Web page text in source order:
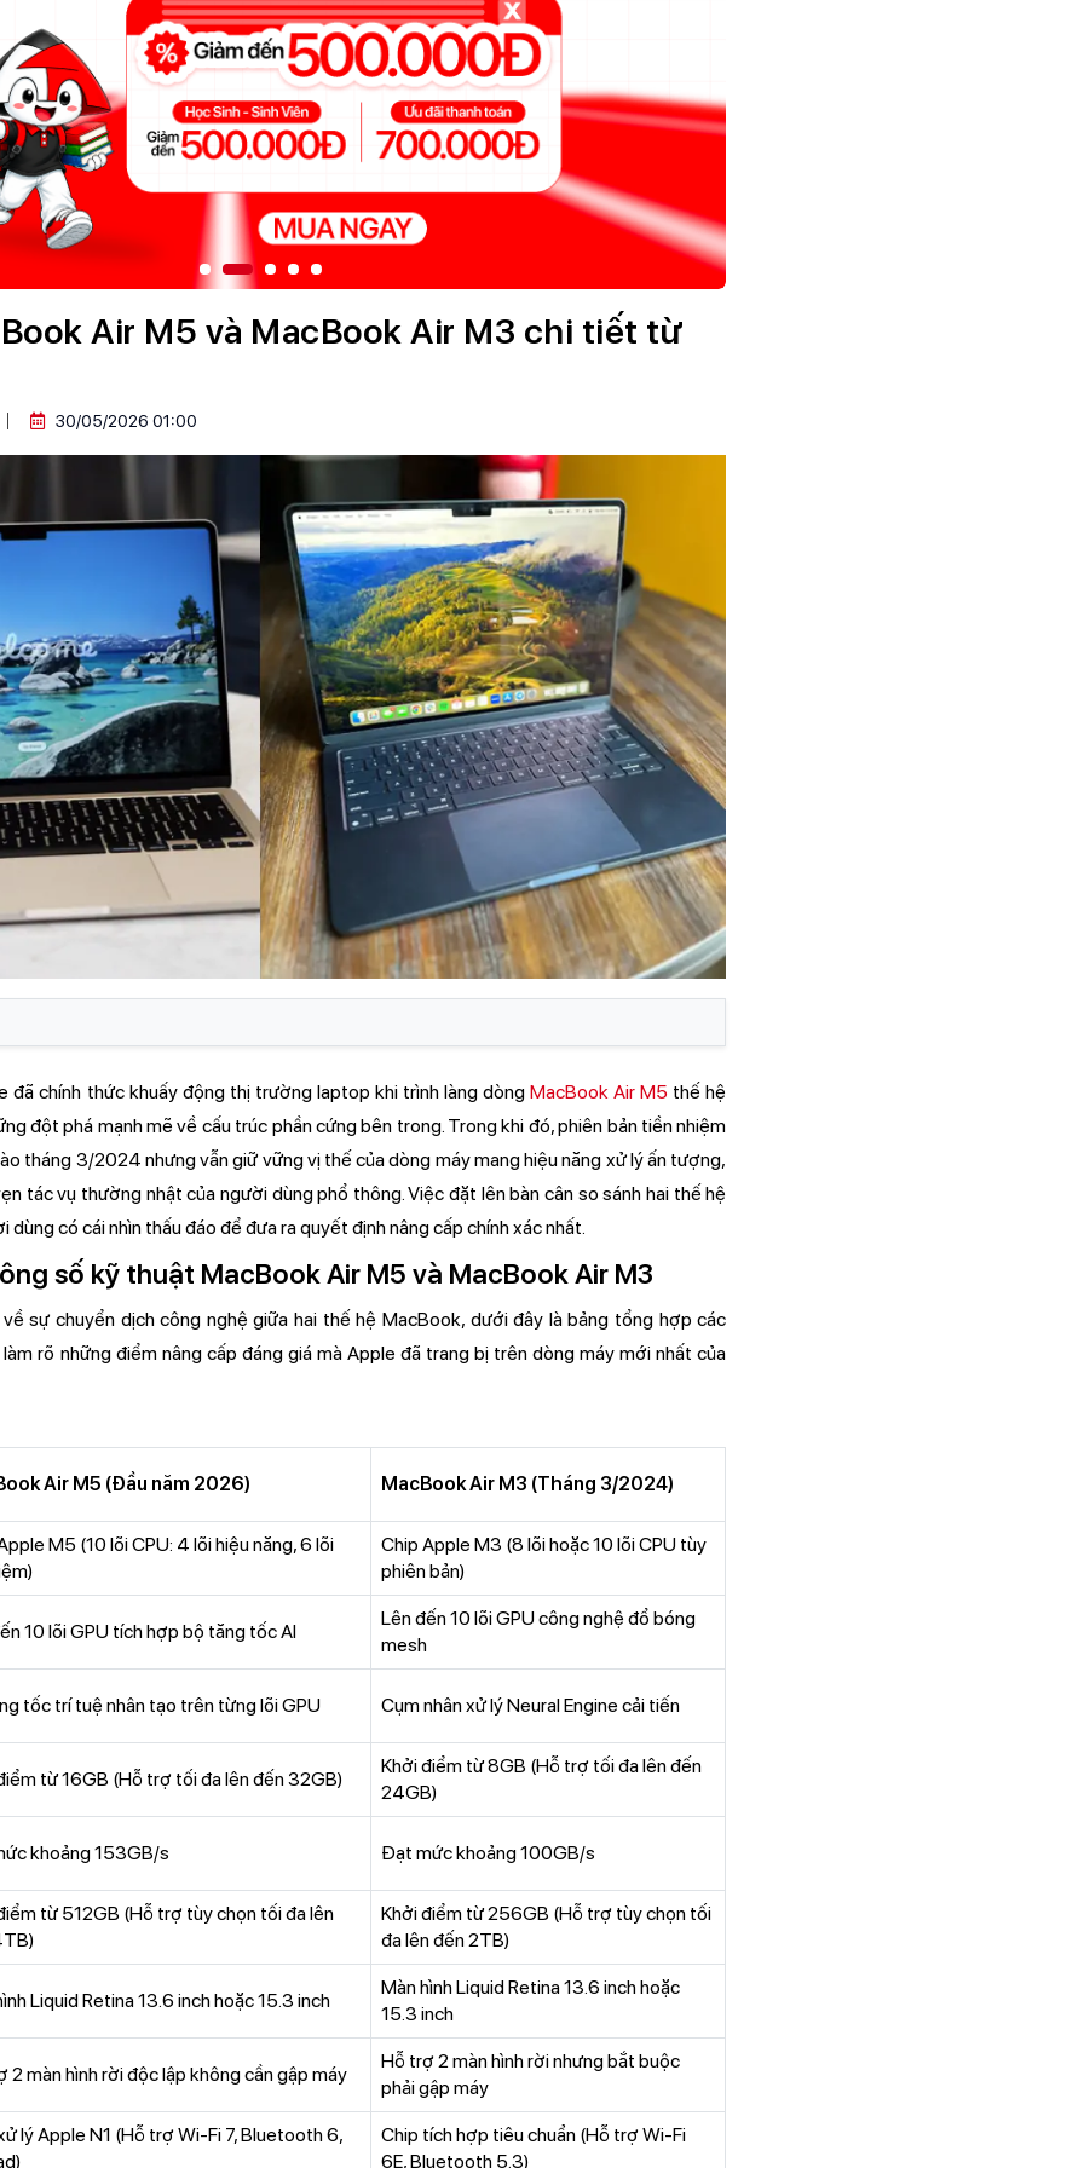
Air M5 và MacBook Air M3 chi tiết từ
30/05/2026 01:00
đã chính thức khuấy động thị trường laptop khi trình làng dòngMacBook Air M5 thế hệ
đột phá mạnh mẽ về cấu trúc phần cứng bên trong. Trong khi đó, phiên bản tiền nhiệm
tháng 3/2024 nhưng vẫn giữ vững vị thế của dòng máy mang hiệu năng xử lý ấn tượng,
tác vụ thường nhật của người dùng phổ thông. Việc đặt lên bàn cân so sánh hai thế hệ
dùng có cái nhìn thấu đáo để đưa ra quyết định nâng cấp chính xác nhất.
số kỹ thuật MacBook Air M5 và MacBook Air M3
sự chuyển dịch công nghệ giữa hai thế hệ MacBook, dưới đây là bảng tổng hợp các
rõ những điểm nâng cấp đáng giá mà Apple đã trang bị trên dòng máy mới nhất của
Air M5 (Đầu năm 2026) MacBook Air M3 (Tháng 3/2024)
M5 (10 lõi CPU: 4 lõi hiệu năng, 6 lõi
Chip Apple M3 (8 lõi hoặc 10 lõi CPU tùy
phiên bản)
10 lõi GPU tích hợp bộ tăng tốc AI
Lên đến 10 lõi GPU công nghệ đổ bóng
mesh
tốc trí tuệ nhân tạo trên từng lõi GPU Cụm nhân xử lý Neural Engine cải tiến
từ 16GB (Hỗ trợ tối đa lên đến 32GB)
Khởi điểm từ 8GB (Hỗ trợ tối đa lên đến
24GB)
khoảng 153GB/s Đạt mức khoảng 100GB/s
từ 512GB (Hỗ trợ tùy chọn tối đa lên
Khởi điểm từ 256GB (Hỗ trợ tùy chọn tối
đa lên đến 2TB)
Liquid Retina 13.6 inch hoặc 15.3 inch
Màn hình Liquid Retina 13.6 inch hoặc
15.3 inch
2 màn hình rời độc lập không cần gập máy
Hỗ trợ 2 màn hình rời nhưng bắt buộc
phải gập máy
lý Apple N1 (Hỗ trợ Wi-Fi 7, Bluetooth 6,
Chip tích hợp tiêu chuẩn (Hỗ trợ Wi-Fi
6E, Bluetooth 5.3)